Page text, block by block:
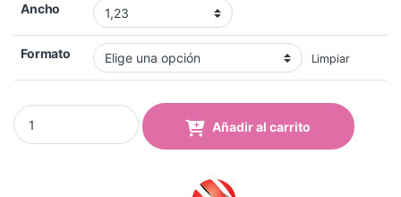
Ancho
Formato Limpiar
Vinilo Mactac 9801-44 Light Orange Brillo quantity
Añadir al carrito